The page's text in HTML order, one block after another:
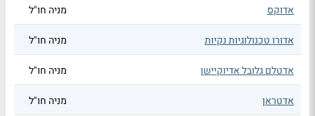
אדוקס מניה חו"ל
אדורו טכנולוגיות נקיות מניה חו"ל
אדטלם גלובל אדיוקיישן מניה חו"ל
אדטראן מניה חו"ל